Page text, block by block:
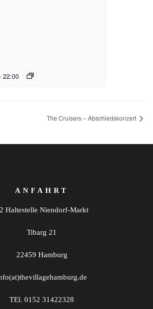
22:00
The Cruisers – Abschiedskonzert
ANFAHRT
Haltestelle Niendorf-Markt
Tibarg 21
22459 Hamburg
TEl. 0152 31422328